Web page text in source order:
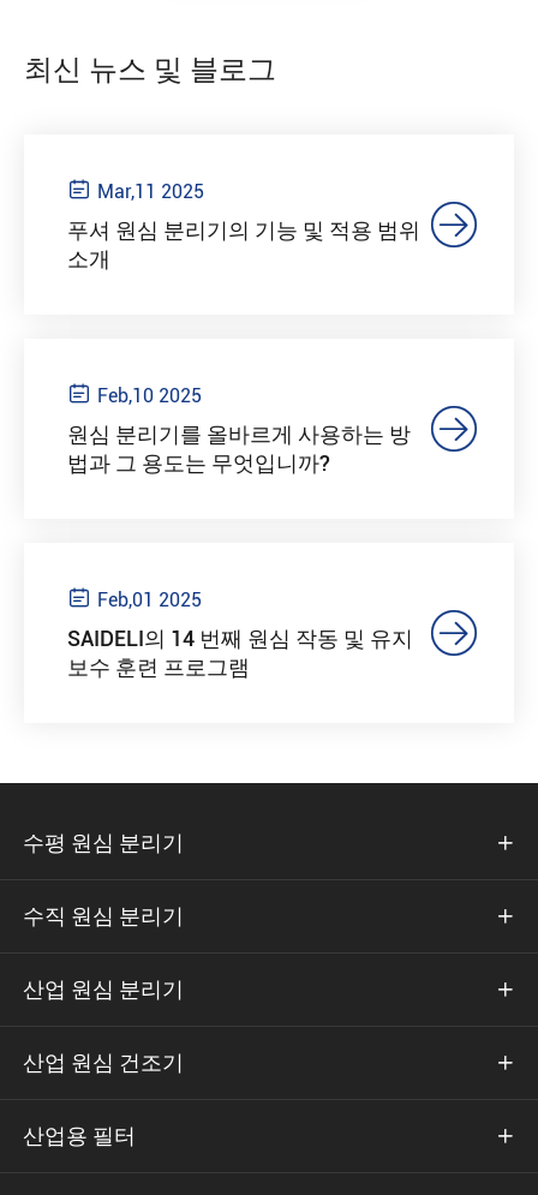
최신 뉴스 및 블로그
 Mar,11 2025
푸셔 원심 분리기의 기능 및 적용 범위
소개

 Feb,10 2025
원심 분리기를 올바르게 사용하는 방
법과 그 용도는 무엇입니까?

 Feb,01 2025
SAIDELI의 14 번째 원심 작동 및 유지
보수 훈련 프로그램

수평 원심 분리기 
수직 원심 분리기 
산업 원심 분리기 
산업 원심 건조기 
산업용 필터 